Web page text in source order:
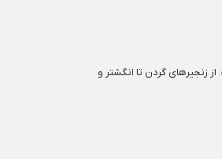
زنجیرهای گردن تا انگشتر و